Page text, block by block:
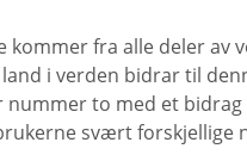
fra alle deler av
i verden bidrar til
to med et
svært